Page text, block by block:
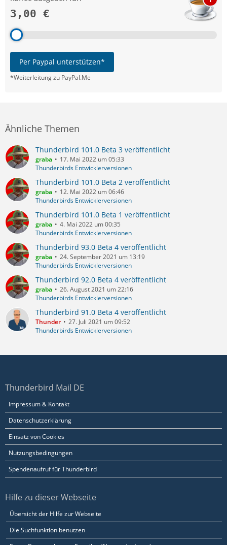
3,00 €
Per Paypal unterstützen*
*Weiterleitung zu PayPal.Me
Ähnliche Themen
Thunderbird 101.0 Beta 3 veröffentlicht
graba
17. Mai 2022 um 05:33
Thunderbirds Entwicklerversionen
Thunderbird 101.0 Beta 2 veröffentlicht
graba
12. Mai 2022 um 06:46
Thunderbirds Entwicklerversionen
Thunderbird 101.0 Beta 1 veröffentlicht
graba
4. Mai 2022 um 00:35
Thunderbirds Entwicklerversionen
Thunderbird 93.0 Beta 4 veröffentlicht
graba
24. September 2021 um 13:19
Thunderbirds Entwicklerversionen
Thunderbird 92.0 Beta 4 veröffentlicht
graba
26. August 2021 um 22:16
Thunderbirds Entwicklerversionen
Thunderbird 91.0 Beta 4 veröffentlicht
Thunder
27. Juli 2021 um 09:52
Thunderbirds Entwicklerversionen
Thunderbird Mail DE
Impressum & Kontakt
Datenschutzerklärung
Einsatz von Cookies
Nutzungsbedingungen
Spendenaufruf für Thunderbird
Hilfe zu dieser Webseite
Übersicht der Hilfe zur Webseite
Die Suchfunktion benutzen